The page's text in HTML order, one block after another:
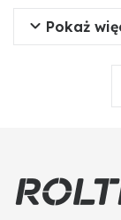
a (mm): 2
s (mm ): 3.5
Pokaż